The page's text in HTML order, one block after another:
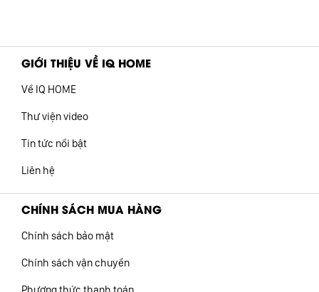
GIỚI THIỆU VỀ IQ HOME
Về IQ HOME
Thư viện video
Tin tức nổi bật
Liên hệ
CHÍNH SÁCH MUA HÀNG
Chính sách bảo mật
Chính sách vận chuyển